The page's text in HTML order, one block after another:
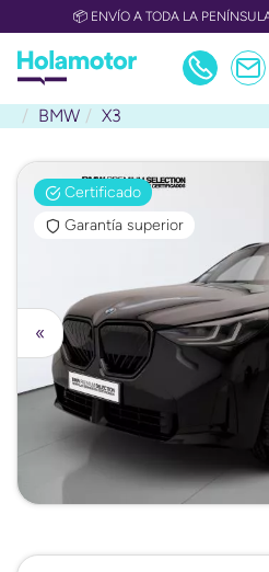
📦 ENVÍO A TODA LA
BMW X3
Certificado
Garantía superior
«